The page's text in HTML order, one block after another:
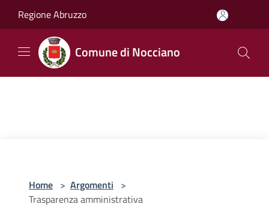
Regione Abruzzo
Comune di Nocciano
Home > Argomenti >
Trasparenza amministrativa